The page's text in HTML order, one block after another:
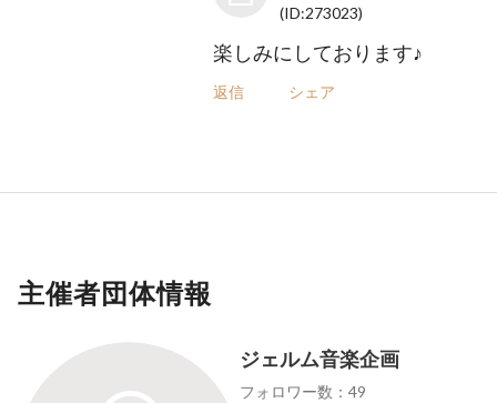
(ID:273023)
楽しみにしております♪
返信 シェア
主催者団体情報
ジェルム音楽企画
フォロワー数：49